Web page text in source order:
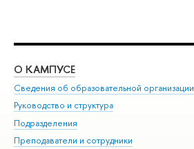
О КАМПУСЕ
Сведения об образовательной организации
Руководство и структура
Подразделения
Преподаватели и сотрудники